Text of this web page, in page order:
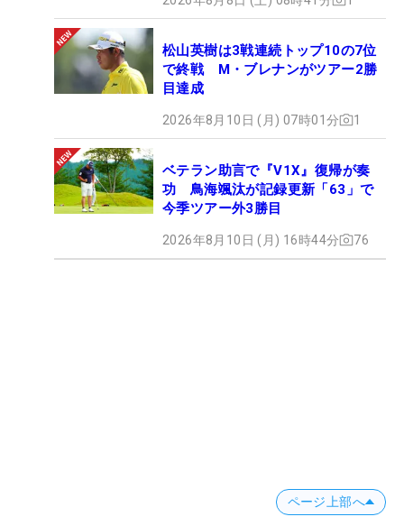
松山英樹は3戦連続トップ10の7位
で終戦 M・ブレナンがツアー2勝
目達成
2026年8月10日 (月) 07時01分 1
ベテラン助言で『V1X』復帰が奏
功 鳥海颯汰が記録更新「63」で
今季ツアー外3勝目
2026年8月10日 (月) 16時44分 76
ページ上部へ